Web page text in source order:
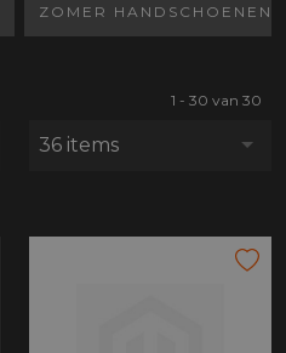
ZOMER HANDSCHOENEN
1 - 30 van 30
36 items